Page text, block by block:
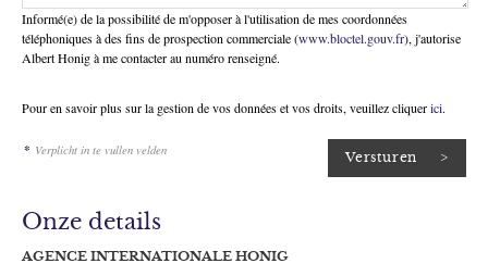
Informé(e) de la possibilité de m'opposer à l'utilisation de mes coordonnées
téléphoniques à des fins de prospection commerciale (www.bloctel.gouv.fr), j'autorise
Albert Honig à me contacter au numéro renseigné.
Pour en savoir plus sur la gestion de vos données et vos droits, veuillez cliquerici.
* Verplicht in te vullen velden
Onze details
AGENCE INTERNATIONALE HONIG